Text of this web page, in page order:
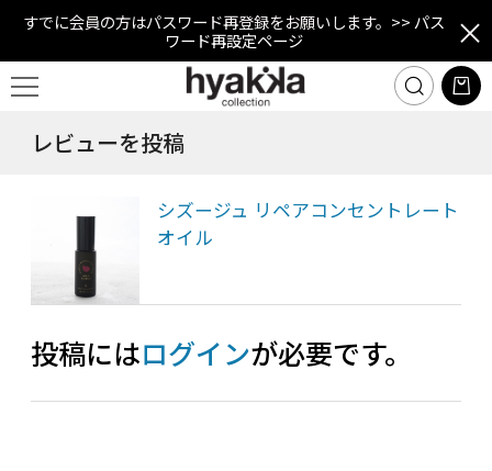
すでに会員の方はパスワード再登録をお願いします。 >> パス
ワード再設定ページ
レビューを投稿
シズージュ リペアコンセントレート
オイル
投稿にはログインが必要です。